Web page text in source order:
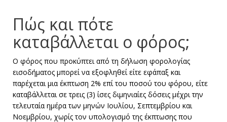
Πώς και πότε
καταβάλλεται ο φόρος;
Ο φόρος που προκύπτει από τη δήλωση φορολογίας
εισοδήματος μπορεί να εξοφληθεί είτε εφάπαξ και
παρέχεται μια έκπτωση 2% επί του ποσού του φόρου, είτε
καταβάλλεται σε τρεις (3) ίσες διμηνιαίες δόσεις μέχρι την
τελευταία ημέρα των μηνών Ιουλίου, Σεπτεμβρίου και
Νοεμβρίου, χωρίς τον υπολογισμό της έκπτωσης που